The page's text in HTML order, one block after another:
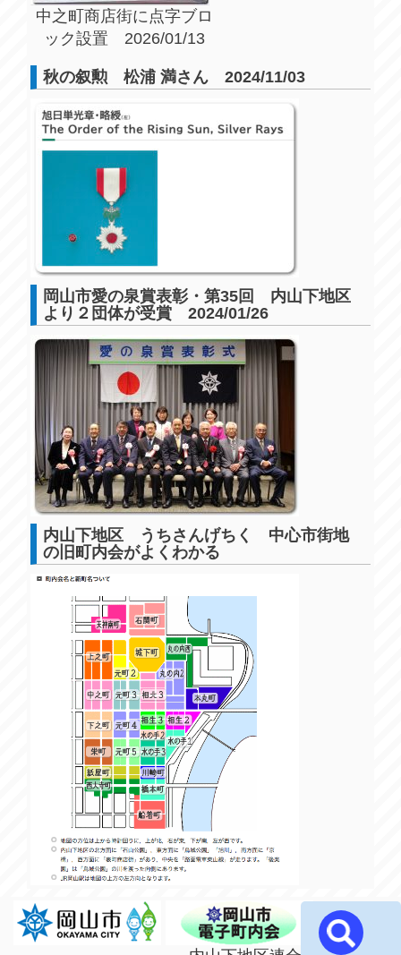
中之町商店街に点字ブロ
ック設置 2026/01/13
秋の叙勲 松浦 満さん 2024/11/03
岡山市愛の泉賞表彰・第35回 内山下地区
より２団体が受賞 2024/01/26
内山下地区 うちさんげちく 中心市街地
の旧町内会がよくわかる